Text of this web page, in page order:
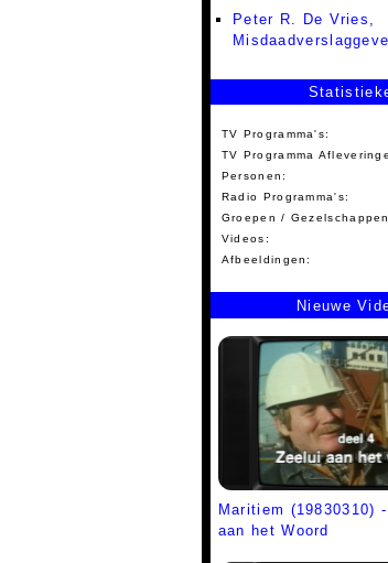
Peter R. De Vries,
TV Programma's:
TV Programma
Personen:
Radio Programma's:
Groepen /
Videos:
Afbeeldingen:
Nieuwe
Maritiem (19830310)
aan het Woord